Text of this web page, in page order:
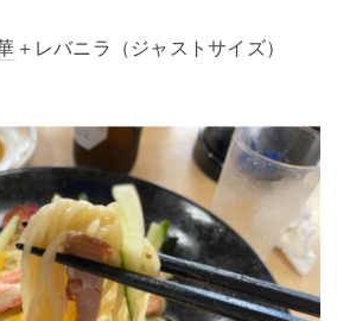
＋レバニラ（ジャストサイズ）